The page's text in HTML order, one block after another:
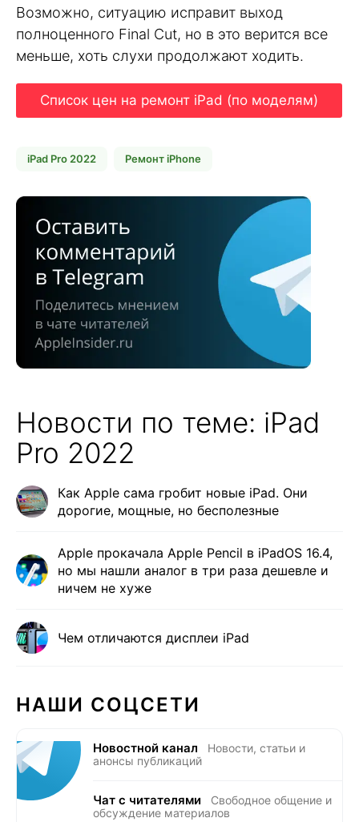
Возможно, ситуацию исправит выход
полноценного Final Cut, но в это верится все
меньше, хоть слухи продолжают ходить.
Список цен на ремонт iPad (по моделям)
iPad Pro 2022 Ремонт iPhone
Новости по теме: iPad
Pro 2022
Как Apple сама гробит новые iPad. Они
дорогие, мощные, но бесполезные
Apple прокачала Apple Pencil в iPadOS 16.4,
но мы нашли аналог в три раза дешевле и
ничем не хуже
Чем отличаются дисплеи iPad
НАШИ СОЦСЕТИ
Новостной канал
Новости, статьи и
анонсы публикаций
Чат с читателями
Свободное общение и
обсуждение материалов